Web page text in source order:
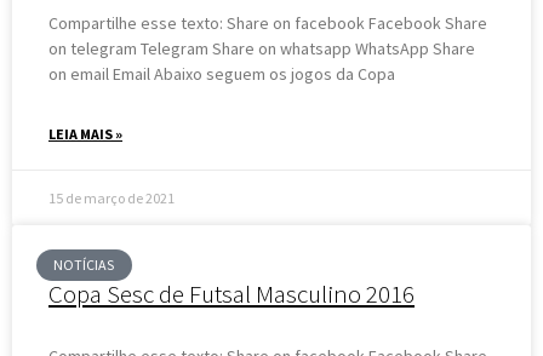
Compartilhe esse texto: Share on facebook Facebook Share
on telegram Telegram Share on whatsapp WhatsApp Share
on email Email Abaixo seguem os jogos da Copa
LEIA MAIS »
15 de março de 2021
NOTÍCIAS
Copa Sesc de Futsal Masculino 2016